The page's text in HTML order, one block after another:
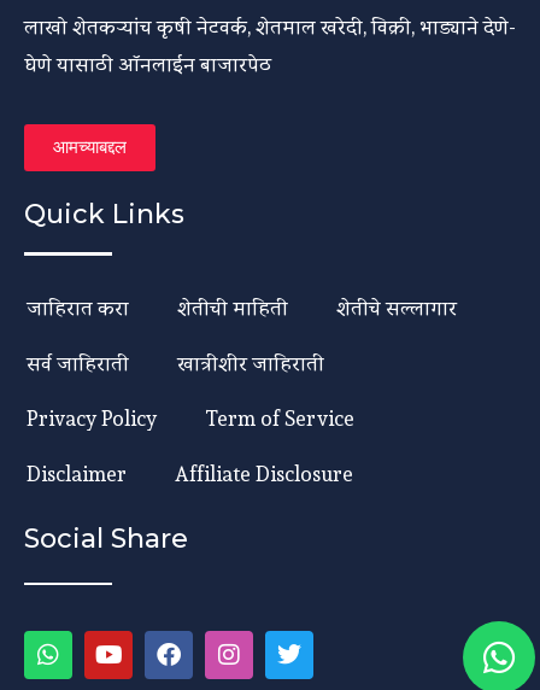
लाखो शेतकऱ्यांच कृषी नेटवर्क, शेतमाल खरेदी, विक्री, भाड्याने देणे-
घेणे यासाठी ऑनलाईन बाजारपेठ
आमच्याबद्दल
Quick Links
जाहिरात करा शेतीची माहिती
शेतीचे सल्लागार
सर्व जाहिराती
खात्रीशीर जाहिराती
Privacy Policy
Term of Service
Disclaimer
Affiliate Disclosure
Social Share